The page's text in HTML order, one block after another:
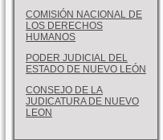
COMISIÓN NACIONAL DE
LOS DERECHOS
HUMANOS
PODER JUDICIAL DEL
ESTADO DE NUEVO LEÓN
CONSEJO DE LA
JUDICATURA DE NUEVO
LEON